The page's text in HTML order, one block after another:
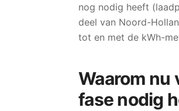
nog nodig heeft
deel van Noord-
tot en met de kWh-
Waarom nu
fase nodig